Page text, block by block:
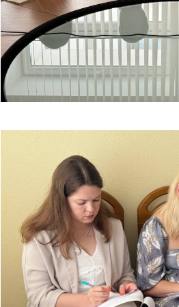
Выставочная
деятельность в
Республике
Беларусь
Защита